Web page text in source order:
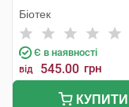
Біотек
Є в наявності
від 545.00 грн
КУПИТИ